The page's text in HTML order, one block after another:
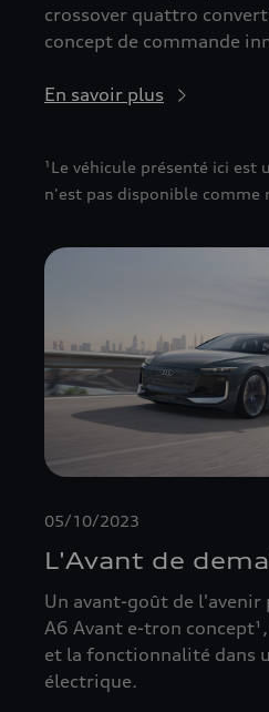
crossover quattro
concept de commande
En savoir plus
¹Le véhicule présenté ici est
n'est pas disponible comme
05/10/2023
L'Avant de
Un avant-goût de l'avenir
A6 Avant e-tron
et la fonctionnalité dans
électrique.